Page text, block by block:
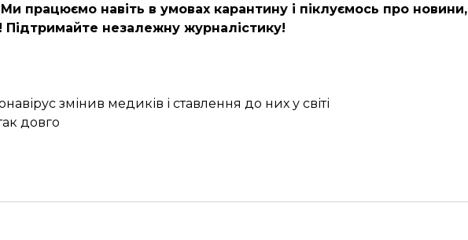
працюємо навіть в умовах карантину і піклуємось про новини,
! Підтримайте незалежну журналістику!
змінив медиків і ставлення до них у світі
довго